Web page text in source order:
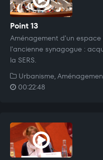
Point 13
Aménagement d'un
l'ancienne synagogue :
la SERS.
Urbanisme,
00:22:48